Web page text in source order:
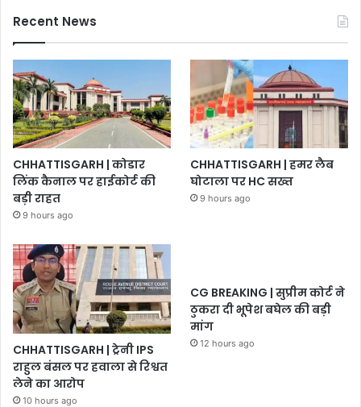
Recent News
CHHATTISGARH | कोडार
लिंक कैनाल पर हाईकोर्ट की
बड़ी राहत
9 hours ago
CHHATTISGARH | हमर लैब
घोटाला पर HC सख्त
9 hours ago
CHHATTISGARH | ट्रेनी IPS
राहुल बंसल पर हवाला से रिश्वत
लेने का आरोप
10 hours ago
CG BREAKING | सुप्रीम कोर्ट ने
ठुकरा दी भूपेश बघेल की बड़ी
मांग
12 hours ago